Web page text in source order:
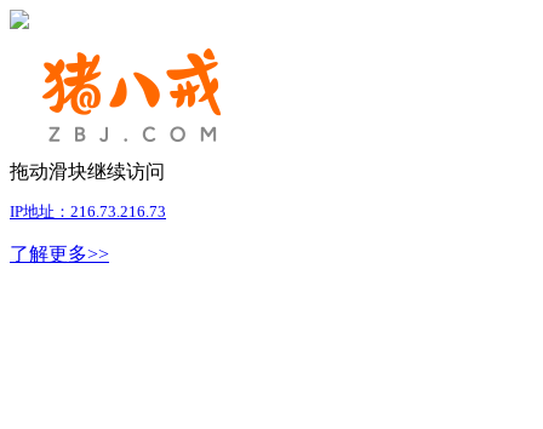
拖动滑块继续访问
IP地址：216.73.216.73
了解更多>>